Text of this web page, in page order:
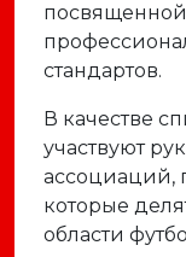
стандартов.
В качестве
участвуют
ассоциаций,
которые
области